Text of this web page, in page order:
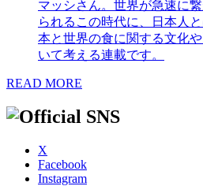
マッシさん。世界が急速に
られるこの時代に、日本人
本と世界の食に関する文化
いて考える連載です。
READ MORE
X
Facebook
Instagram